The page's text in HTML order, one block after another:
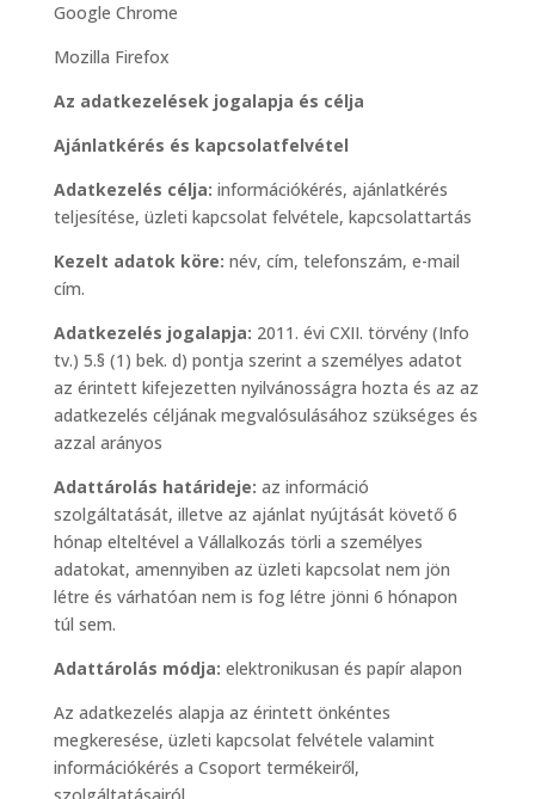
Google Chrome
Mozilla Firefox
Az adatkezelések jogalapja és célja
Ajánlatkérés és kapcsolatfelvétel
Adatkezelés célja: információkérés, ajánlatkérés
teljesítése, üzleti kapcsolat felvétele, kapcsolattartás
Kezelt adatok köre: név, cím, telefonszám, e-mail
cím.
Adatkezelés jogalapja: 2011. évi CXII. törvény (Info
tv.) 5.§ (1) bek. d) pontja szerint a személyes adatot
az érintett kifejezetten nyilvánosságra hozta és az az
adatkezelés céljának megvalósulásához szükséges és
azzal arányos
Adattárolás határideje: az információ
szolgáltatását, illetve az ajánlat nyújtását követő 6
hónap elteltével a Vállalkozás törli a személyes
adatokat, amennyiben az üzleti kapcsolat nem jön
létre és várhatóan nem is fog létre jönni 6 hónapon
túl sem.
Adattárolás módja: elektronikusan és papír alapon
Az adatkezelés alapja az érintett önkéntes
megkeresése, üzleti kapcsolat felvétele valamint
információkérés a Csoport termékeiről,